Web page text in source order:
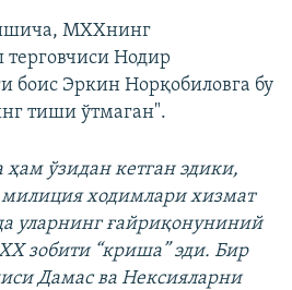
МХХнинг
Нодир
боис Эркин Норқобиловга бу
тиши ўтмаган".
ўзидан кетган эдики,
милиция ходимлари хизмат
уларнинг ғайриқонуниний
зобити “криша” эди. Бир
Дамас ва Нексияларни